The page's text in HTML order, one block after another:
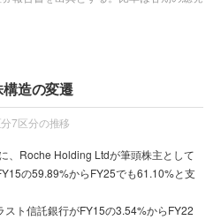
造の変遷
7区分の推移
、Roche Holding Ltdが筆頭株主として
の59.89%からFY25でも61.10%と支
ト信託銀行がFY15の3.54%からFY22